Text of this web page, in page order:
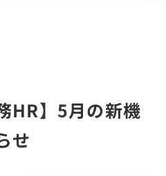
HR】5月の新機
せ